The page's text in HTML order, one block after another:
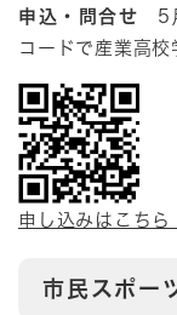
申込・問合せ 5
コードで産業高
申し込みはこちら
市民スポー